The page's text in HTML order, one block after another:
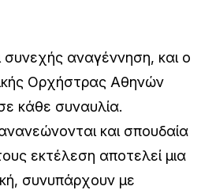
συνεχής αναγέννηση, και ο
Ορχήστρας Αθηνών
κάθε συναυλία.
και σπουδαία
εκτέλεση αποτελεί μια
συνυπάρχουν με